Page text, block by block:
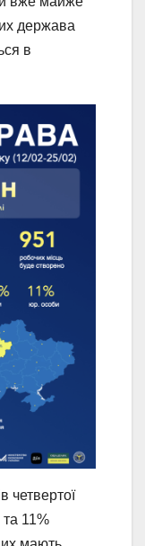
держава
в
четвертої
та 11%